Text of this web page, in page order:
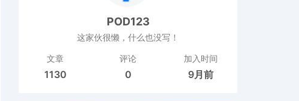
POD123
这家伙很懒，什么也没写！
文章
1130
评论
0
加入时间
9月前